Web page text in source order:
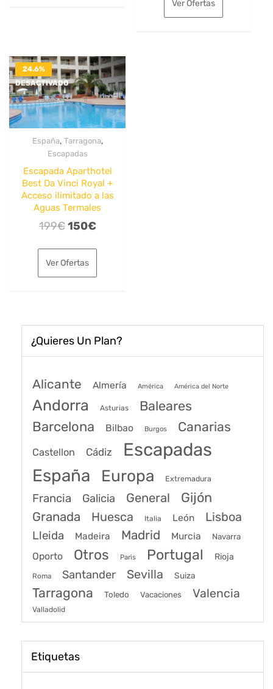
era:
es:
Ver Ofertas
24.6%
DESACTIVADO
España, Tarragona,
Escapadas
Escapada Aparthotel
Best Da Vinci Royal +
Acceso ilimitado a las
Aguas Termales
199€ El
original
era:
150€El
es:
Ver Ofertas
¿Quieres Un Plan?
Alicante Almería América América del Norte
Andorra Asturias Baleares
Barcelona Bilbao Burgos Canarias
Castellon Cádiz Escapadas
España Europa Extremadura
Francia Galicia General Gijón
Granada Huesca Italia León Lisboa
Lleida Madeira Madrid Murcia Navarra
Oporto Otros Paris Portugal Rioja
Roma Santander Sevilla Suiza
Tarragona Toledo Vacaciones Valencia
Valladolid
Etiquetas